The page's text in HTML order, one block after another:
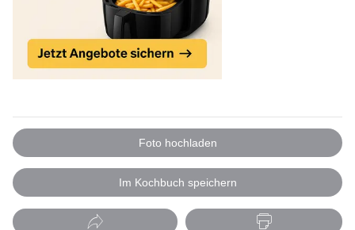
Foto hochladen
Im Kochbuch speichern